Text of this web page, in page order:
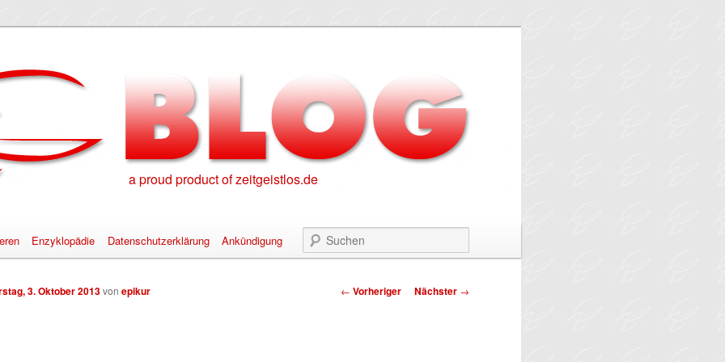
a proud product of zeitgeistlos.de
springen
springen
Enzyklopädie Datenschutzerklärung Ankündigung
Beitragsnavigation
← Vorheriger Nächster →
3. Oktober 2013von epikur